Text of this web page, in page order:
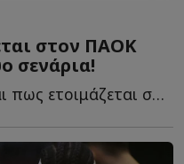
στον ΠΑΟΚ
σενάρια!
Κάτι πολύ μεγάλο φαίνεται πως ετοιμάζεται στον ΠΑΟΚ τ...